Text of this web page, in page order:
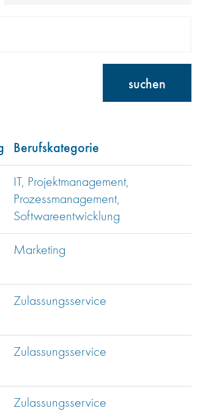
suchen
Berufskategorie
IT, Projektmanagement,
Prozessmanagement,
Softwareentwicklung
Marketing
Zulassungsservice
Zulassungsservice
Zulassungsservice